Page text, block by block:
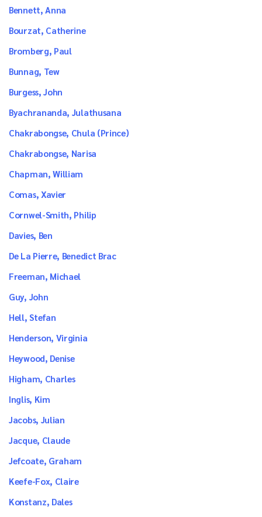
Bennett, Anna
Bourzat, Catherine
Bromberg, Paul
Bunnag, Tew
Burgess, John
Byachrananda, Julathusana
Chakrabongse, Chula (Prince)
Chakrabongse, Narisa
Chapman, William
Comas, Xavier
Cornwel-Smith, Philip
Davies, Ben
De La Pierre, Benedict Brac
Freeman, Michael
Guy, John
Hell, Stefan
Henderson, Virginia
Heywood, Denise
Higham, Charles
Inglis, Kim
Jacobs, Julian
Jacque, Claude
Jefcoate, Graham
Keefe-Fox, Claire
Konstanz, Dales